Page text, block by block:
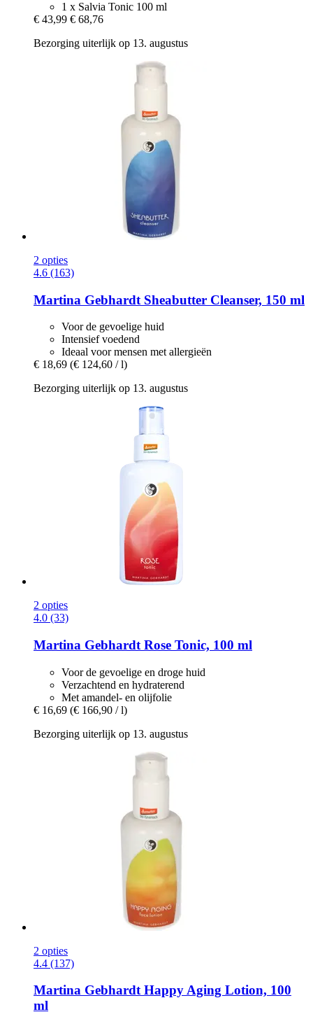
1 x Salvia Tonic 100 ml
€ 43,99 € 68,76
Bezorging uiterlijk op 13. augustus
2 opties
4.6 (163)
Martina Gebhardt Sheabutter Cleanser, 150 ml
Voor de gevoelige huid
Intensief voedend
Ideaal voor mensen met allergieën
€ 18,69 (€ 124,60 / l)
Bezorging uiterlijk op 13. augustus
2 opties
4.0 (33)
Martina Gebhardt Rose Tonic, 100 ml
Voor de gevoelige en droge huid
Verzachtend en hydraterend
Met amandel- en olijfolie
€ 16,69 (€ 166,90 / l)
Bezorging uiterlijk op 13. augustus
2 opties
4.4 (137)
Martina GebhardtHappy Aging Lotion, 100
ml